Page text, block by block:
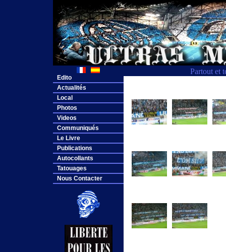
Partout et
Edito
Actualités
Local
Photos
Videos
Communiqués
Le Livre
Publications
Autocollants
Tatouages
Nous Contacter